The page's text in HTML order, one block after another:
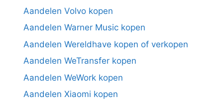
Aandelen Volvo kopen
Aandelen Warner Music kopen
Aandelen Wereldhave kopen of verkopen
Aandelen WeTransfer kopen
Aandelen WeWork kopen
Aandelen Xiaomi kopen